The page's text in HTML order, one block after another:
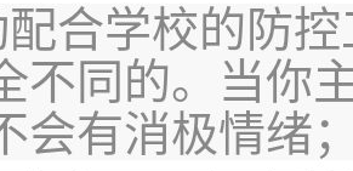
配合学校的防
不同的。当你
会有消极情绪